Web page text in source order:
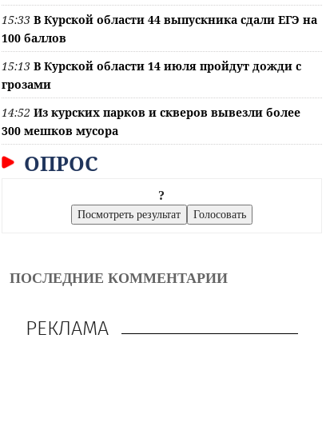
15:33 В Курской области 44 выпускника сдали ЕГЭ на
100 баллов
15:13 В Курской области 14 июля пройдут дожди с
грозами
14:52 Из курских парков и скверов вывезли более
300 мешков мусора
ОПРОС
?
ПОСЛЕДНИЕ КОММЕНТАРИИ
РЕКЛАМА